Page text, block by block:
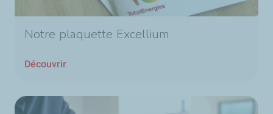
Notre plaquette Excellium
Découvrir